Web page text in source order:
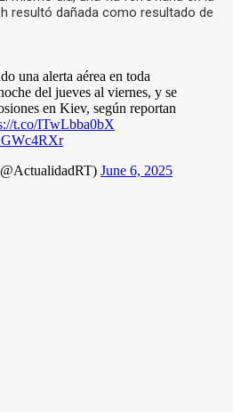
resultó dañada como resultado de